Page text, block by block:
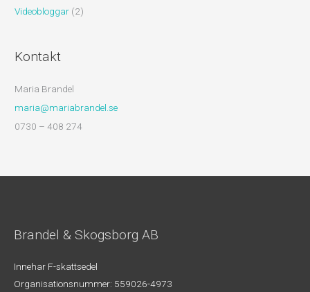
Videobloggar (2)
Kontakt
Maria Brandel
maria@mariabrandel.se
0730 – 408 274
Brandel & Skogsborg AB
Innehar F-skattsedel
Organisationsnummer: 559026-4973